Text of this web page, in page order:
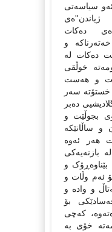
سیاسه‌تی
ده‌کات
و
ده‌کات له‌
خوڵقی
و هه‌ست
خستۆته‌ سه‌ر
ده‌بر
بجوڵێت و
و ساڵانێکه‌
هه‌ر ئه‌وه‌
بازنه‌یه‌کی
و
ئه‌م وڵات و
و واده‌ و
بۆ
که‌چی
خۆی به‌